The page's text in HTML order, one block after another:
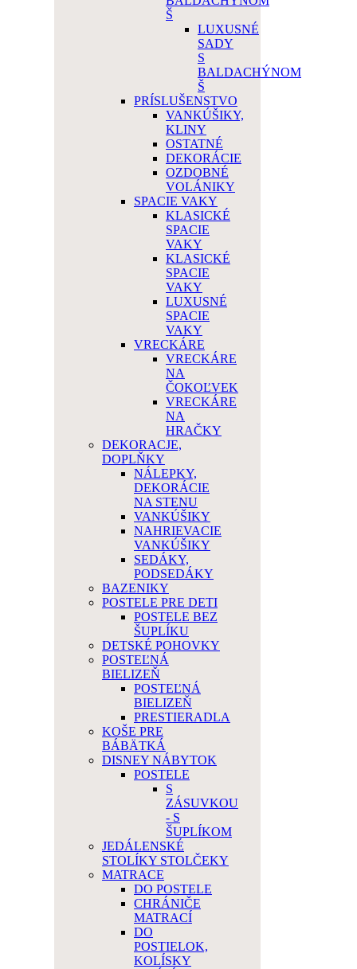
Š
LUXUSNÉ
SADY
S
BALDACHÝNOM
Š
PRÍSLUŠENSTVO
VANKÚŠIKY,
KLINY
OSTATNÉ
DEKORÁCIE
OZDOBNÉ
VOLÁNIKY
SPACIE VAKY
KLASICKÉ
SPACIE
VAKY
KLASICKÉ
SPACIE
VAKY
LUXUSNÉ
SPACIE
VAKY
VRECKÁRE
VRECKÁRE
NA
ČOKOĽVEK
VRECKÁRE
NA
HRAČKY
DEKORACJE,
DOPLŇKY
NÁLEPKY,
DEKORÁCIE
NA STENU
VANKÚŠIKY
NAHRIEVACIE
VANKÚŠIKY
SEDÁKY,
PODSEDÁKY
BAZENIKY
POSTELE PRE DETI
POSTELE BEZ
ŠUPLÍKU
DETSKÉ POHOVKY
POSTEĽNÁ
BIELIZEŇ
POSTEĽNÁ
BIELIZEŇ
PRESTIERADLA
KOŠE PRE
BÁBÄTKÁ
DISNEY NÁBYTOK
POSTELE
S
ZÁSUVKOU
- S
ŠUPLÍKOM
JEDÁLENSKÉ
STOLÍKY STOLČEKY
MATRACE
DO POSTELE
CHRÁNIČE
MATRACÍ
DO
POSTIELOK,
KOLÍSKY